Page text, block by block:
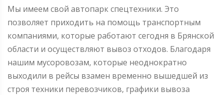
Мы имеем свой автопарк спецтехники. Это
позволяет приходить на помощь транспортным
компаниями, которые работают сегодня в Брянской
области и осуществляют вывоз отходов. Благодаря
нашим мусоровозам, которые неоднократно
выходили в рейсы взамен временно вышедшей из
строя техники перевозчиков, графики вывоза